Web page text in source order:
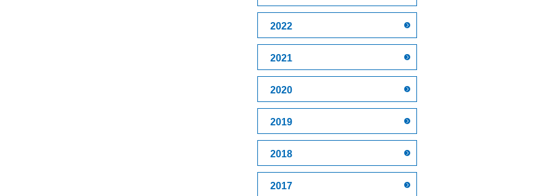
2022
2021
2020
2019
2018
2017